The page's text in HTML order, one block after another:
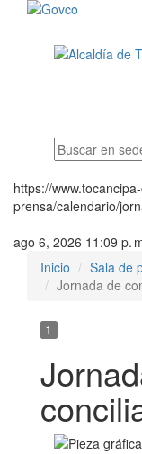
https://
prensa/calendario/
ago 6, 2026 11:09 p.
Inicio
Sala de
Jornada de
1